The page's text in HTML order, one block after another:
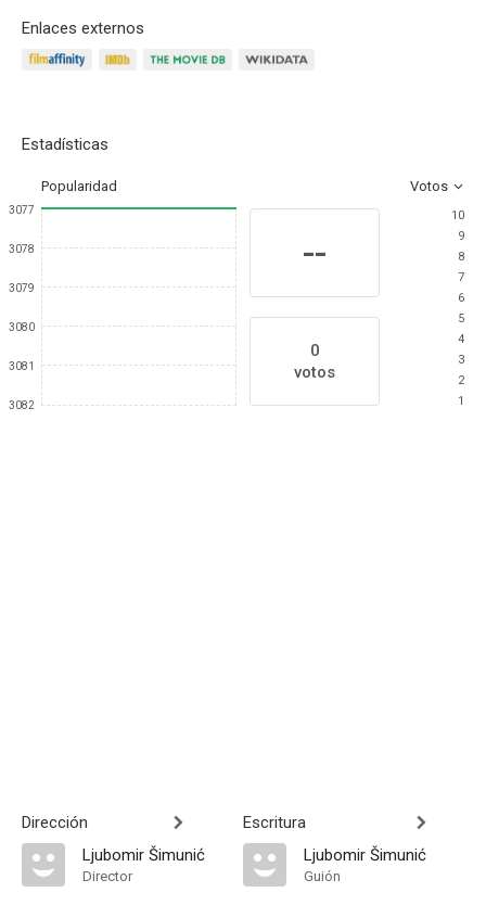
Enlaces externos
Estadísticas
Popularidad Votos
3077
3078
3079
3080
3081
3082
--
0
votos
10
9
8
7
6
5
4
3
2
1
Dirección
Ljubomir Šimunić
Director
Escritura
Ljubomir Šimunić
Guión